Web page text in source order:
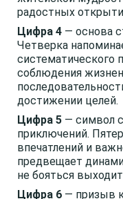
радостных
Цифра 4 — основа
Четверка
систематического
соблюдения
достижении целей.
Цифра 5 — символ
приключений.
впечатлений и
предвещает
не бояться
Цифра 6 — призыв